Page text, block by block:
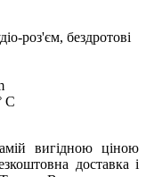
роз'єм, бездротові
C
вигідною ціною
доставка і